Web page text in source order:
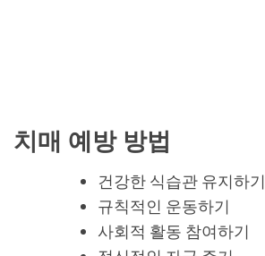
치매 예방 방법
건강한 식습관 유지하기
규칙적인 운동하기
사회적 활동 참여하기